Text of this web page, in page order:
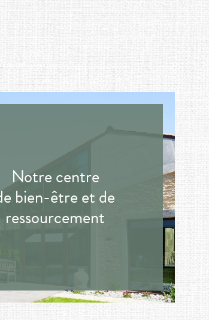
Notre centre
bien-être et de
ressourcement